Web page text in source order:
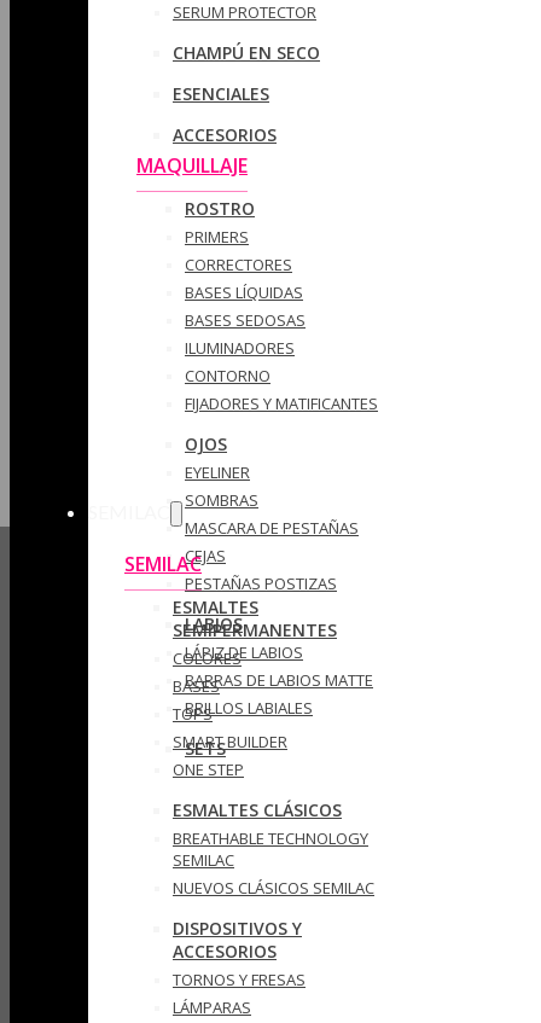
SERUM PROTECTOR
CHAMPÚ EN SECO
ESENCIALES
ACCESORIOS
MAQUILLAJE
ROSTRO
PRIMERS
CORRECTORES
BASES LÍQUIDAS
BASES SEDOSAS
ILUMINADORES
CONTORNO
FIJADORES Y MATIFICANTES
OJOS
EYELINER
SOMBRAS
MASCARA DE PESTAÑAS
CEJAS
PESTAÑAS POSTIZAS
LABIOS
LÁPIZ DE LABIOS
BARRAS DE LABIOS MATTE
BRILLOS LABIALES
SETS
SEMILAC
ESMALTES
SEMIPERMANENTES
COLORES
BASES
TOPS
SMART BUILDER
ONE STEP
ESMALTES CLÁSICOS
BREATHABLE TECHNOLOGY
SEMILAC
NUEVOS CLÁSICOS SEMILAC
DISPOSITIVOS Y
ACCESORIOS
TORNOS Y FRESAS
LÁMPARAS